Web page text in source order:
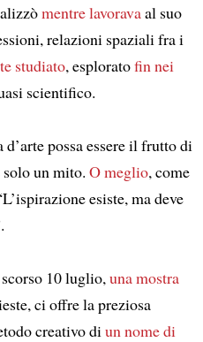
mentre lavoravaal suo
relazioni spaziali fra i
studiato, esploratofin nei
scientifico.
d’arte possa essere il frutto di
un mito. O meglio, come
esiste, ma deve
10 luglio,una mostra
ci offre la preziosa
creativo diun nome di